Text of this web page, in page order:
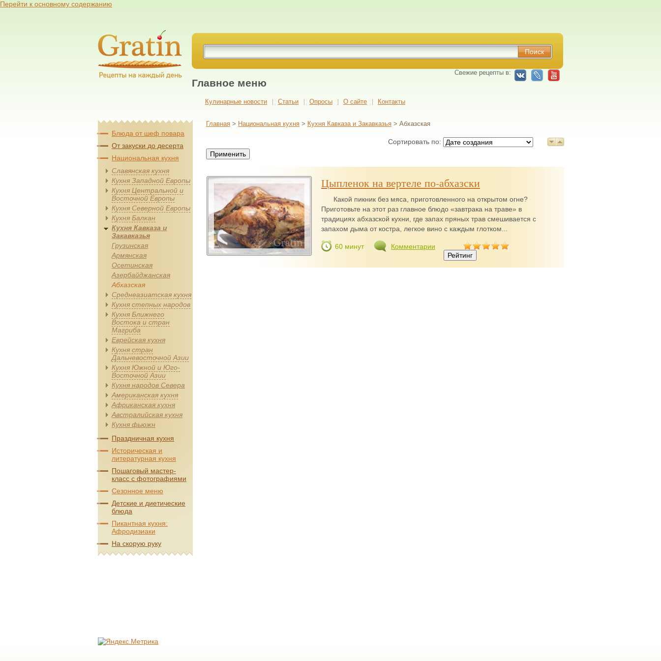
Перейти к основному содержанию
Свежие рецепты в:
Главное меню
Кулинарные новости Cтатьи Опросы О сайте Контакты
Главная > Национальная кухня > Кухня Кавказа и Закавказья > Абхазская
Сортировать по:
Цыпленок на вертеле по-абхазски
Какой пикник без мяса, приготовленного на открытом огне?
Приготовьте на этот раз главное блюдо «завтрака на траве» в
традициях абхазской кухни, где запах пряных трав смешивается с
запахом дыма от костра, легкое вино с каждым глотком...
60 минут Комментарии
Блюда от шеф повара
От закуски до десерта
Национальная кухня
Славянская кухня
Кухня Западной Европы
Кухня Центральной и
Восточной Европы
Кухня Северной Европы
Кухня Балкан
Кухня Кавказа и
Закавказья
Грузинская
Армянская
Осетинская
Азербайджанская
Абхазская
Среднеазиатская кухня
Кухня степных народов
Кухня Ближнего
Востока и стран
Магриба
Еврейская кухня
Кухня стран
Дальневосточной Азии
Кухня Южной и Юго-
Восточной Азии
Кухня народов Севера
Американская кухня
Африканская кухня
Австралийская кухня
Кухня фьюжн
Праздничная кухня
Историческая и
литературная кухня
Пошаговый мастер-
класс с фотографиями
Сезонное меню
Детские и диетические
блюда
Пикантная кухня:
Афродизиаки
На скорую руку